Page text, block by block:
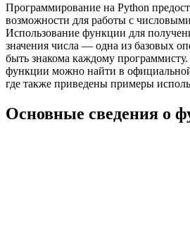
Программирование на Python
возможности для работы с
Использование функции для
значения числа — одна из базовых
быть знакома каждому
функции можно найти в
где также приведены примеры
Основные сведения о